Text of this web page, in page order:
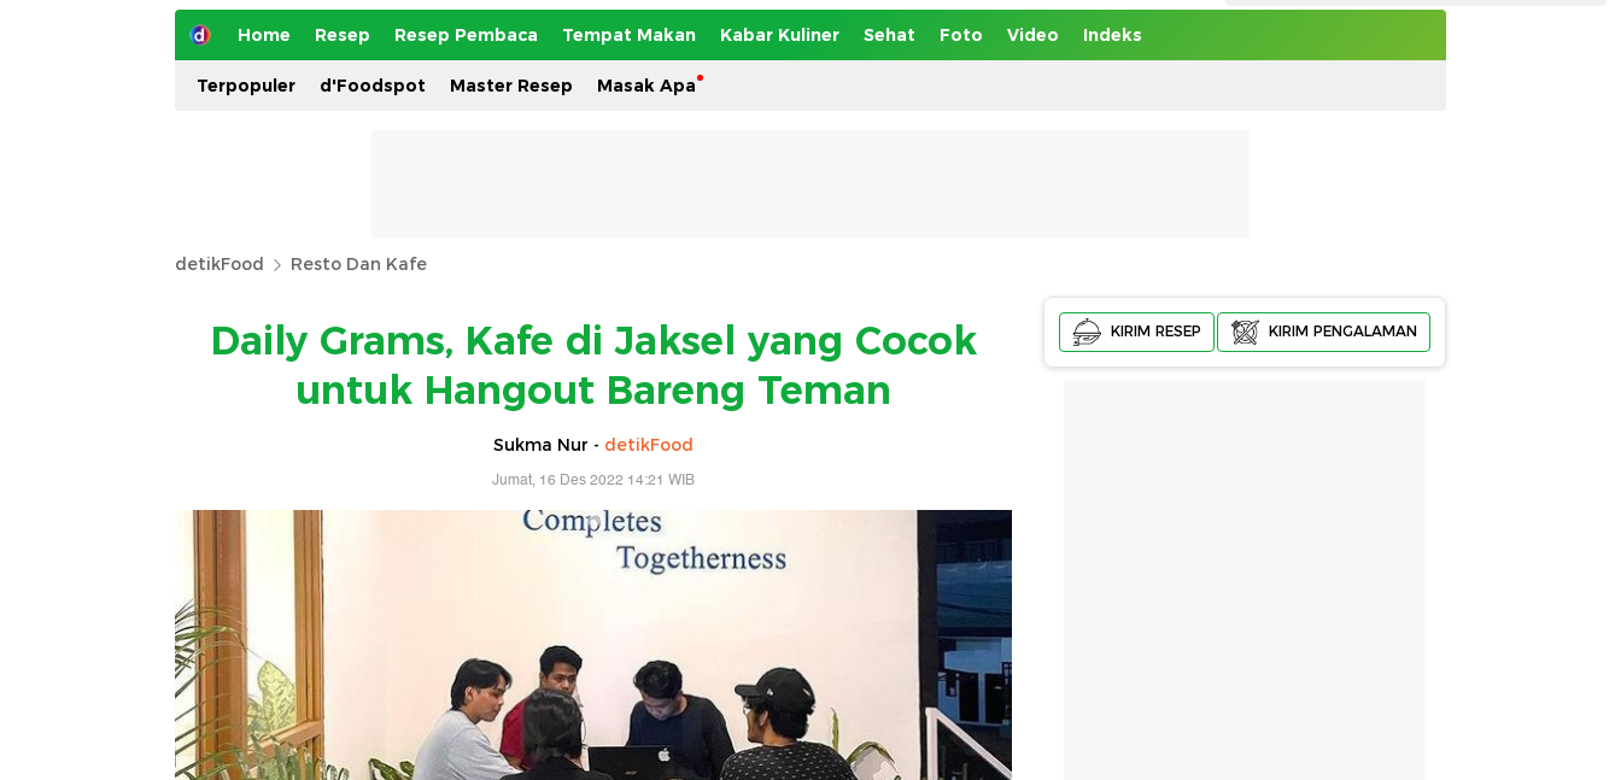
Home Resep Resep Pembaca Tempat Makan Kabar Kuliner Sehat Foto Video Indeks
Terpopuler d'Foodspot Master Resep Masak Apa
detikFood Resto Dan Kafe
Daily Grams, Kafe di Jaksel yang Cocok
untuk Hangout Bareng Teman
Sukma Nur - detikFood
Jumat, 16 Des 2022 14:21 WIB
KIRIM RESEP KIRIM PENGALAMAN